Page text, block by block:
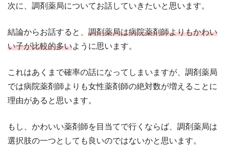
次に、調剤薬局についてお話していきたいと思います。
結論からお話すると、 調剤薬局は病院薬剤師よりもかわい
い子が比較的多いように思います。
これはあくまで確率の話になってしまいますが、調剤薬局
では病院薬剤師よりも女性薬剤師の絶対数が増えることに
理由があると思います。
もし、かわいい薬剤師を目当てで行くならば、調剤薬局は
選択肢の一つとしても良いのではないかと思います。